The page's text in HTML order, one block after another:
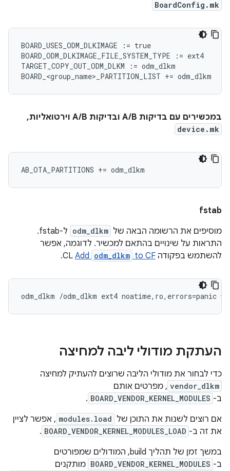
BoardConfig.mk
BOARD_USES_ODM_DLKIMAGE := true
BOARD_ODM_DLKIMAGE_FILE_SYSTEM_TYPE
:= ext4
TARGET_COPY_OUT_ODM_DLKM
:= odm_dlkm
BOARD_<group_name>_PARTITION_LIST += odm_dlkm
במכשירים עם בדיקות A/B ובדיקות A/B וירטואליות,
device.mk
fstab
מוסיפים את הרשומה הבאה של odm_dlkm
ל-fstab.
התראות על שינויים בהתאם למכשיר. לדוגמה, אפשר
להשתמש בפקודה CL
Add odm_dlkm to CF
.
העתקת מודולי ליבה למחיצה
כדי לבחור את מודולי הליבה שרוצים להעתיק למחיצה
vendor_dlkm , מפרטים אותם
ב- BOARD_VENDOR_KERNEL_MODULES
.
אם רוצים לשנות את התוכן של modules.load , אפשר לציין
את זה ב- BOARD_VENDOR_KERNEL_MODULES_LOAD
.
במשך זמן של תהליך build, המודולים שמפורטים
ב- BOARD_VENDOR_KERNEL_MODULES מותקנים